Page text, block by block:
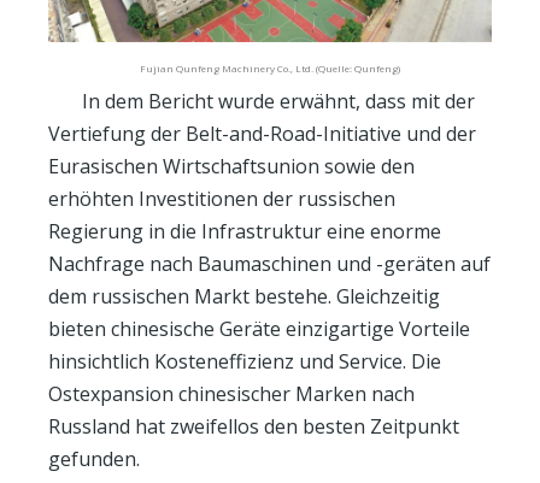
Fujian Qunfeng Machinery Co., Ltd. (Quelle: Qunfeng)
In dem Bericht wurde erwähnt, dass mit der
Vertiefung der Belt-and-Road-Initiative und der
Eurasischen Wirtschaftsunion sowie den
erhöhten Investitionen der russischen
Regierung in die Infrastruktur eine enorme
Nachfrage nach Baumaschinen und -geräten auf
dem russischen Markt bestehe. Gleichzeitig
bieten chinesische Geräte einzigartige Vorteile
hinsichtlich Kosteneffizienz und Service. Die
Ostexpansion chinesischer Marken nach
Russland hat zweifellos den besten Zeitpunkt
gefunden.